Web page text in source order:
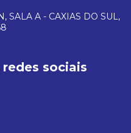
SALA A - CAXIAS DO SUL,
sociais